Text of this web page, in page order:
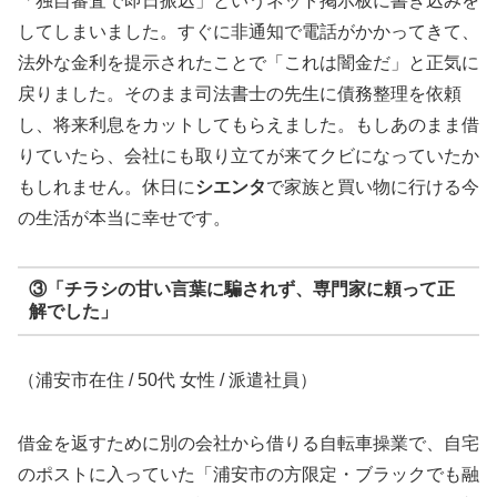
してしまいました。すぐに非通知で電話がかかってきて、
法外な金利を提示されたことで「これは闇金だ」と正気に
戻りました。そのまま司法書士の先生に債務整理を依頼
し、将来利息をカットしてもらえました。もしあのまま借
りていたら、会社にも取り立てが来てクビになっていたか
もしれません。休日にシエンタで家族と買い物に行ける今
の生活が本当に幸せです。
③「チラシの甘い言葉に騙されず、専門家に頼って正
解でした」
（浦安市在住 / 50代 女性 / 派遣社員）
借金を返すために別の会社から借りる自転車操業で、自宅
のポストに入っていた「浦安市の方限定・ブラックでも融